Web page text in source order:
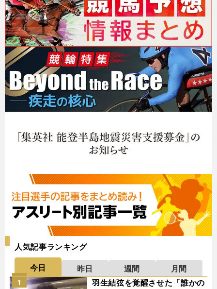
人気記事ランキング
今日 昨日 週間
月間
羽生結弦を覚醒させた「誰かの
1